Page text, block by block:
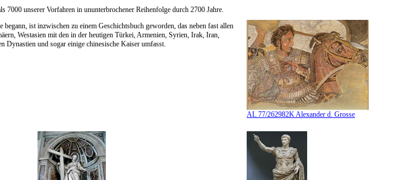
7000 unserer Vorfahren in ununterbrochener Reihenfolge durch 2700 Jahre.
ist inzwischen zu einem Geschichtsbuch geworden, das neben fast allen
Westasien mit den in der heutigen Türkei, Armenien, Syrien, Irak, Iran,
Dynastien und sogar einige chinesische Kaiser umfasst.
AL 77/262982K Alexander d. Grosse